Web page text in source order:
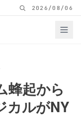
2026/08/06
蜂起から
カルがNY